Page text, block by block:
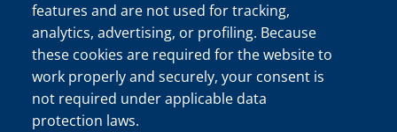
Políticas y RSC SIIF
I-SEC International Security B.V. Cámara de Comercio (KVK) N.º
©El nombre I-SEC® y el logotipo I-SEC® son marcas
comerciales registradas de I-SEC International Security B.V. y
solo pueden usarse con permiso expreso.
features and are not used for tracking,
analytics, advertising, or profiling. Because
these cookies are required for the website to
work properly and securely, your consent is
not required under applicable data
protection laws.